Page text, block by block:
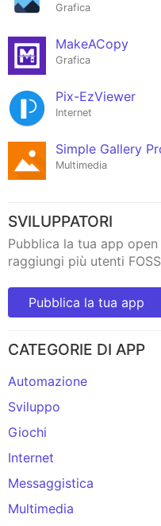
Grafica
MakeACopy
Grafica
Pix-EzViewer
Internet
Simple Gallery
Multimedia
SVILUPPATORI
Pubblica la tua app
raggiungi più utenti
Pubblica la tua app
CATEGORIE DI APP
Automazione
Sviluppo
Giochi
Internet
Messaggistica
Multimedia